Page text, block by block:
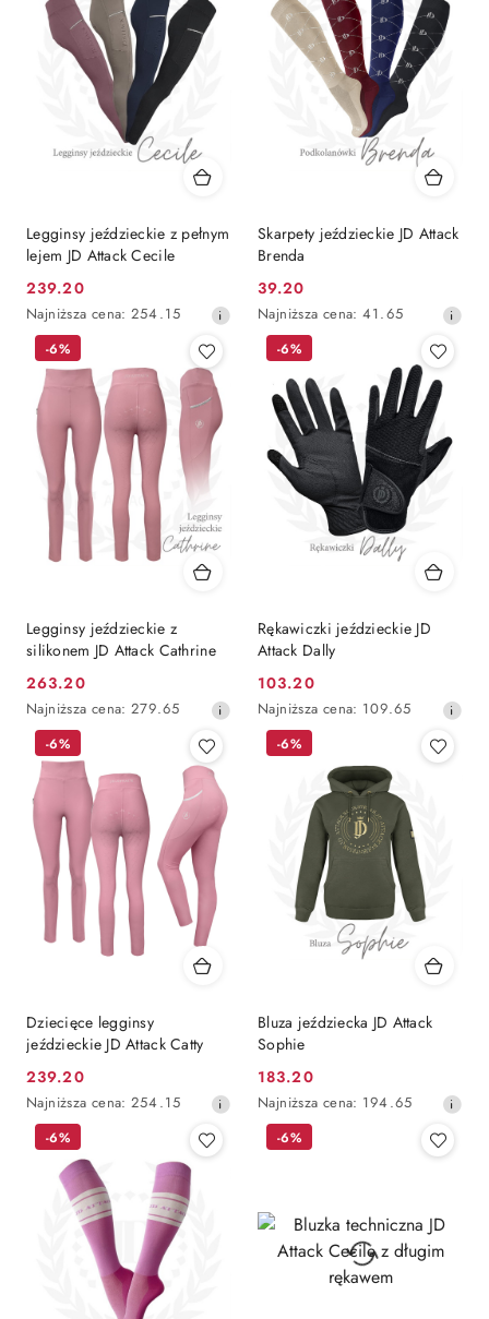
Legginsy jeździeckie z pełnym
lejem JD Attack Cecile
Cena
promocyjna:
239.20
Najniższa
cena
dni
przed
obniżką
Najniższa cena: 254.15
Skarpety jeździeckie JD Attack
Brenda
Cena
promocyjna:
39.20
Najniższa
cena
dni
przed
obniżką
Najniższa cena: 41.65
Legginsy jeździeckie z
silikonem JD Attack Cathrine
Cena
promocyjna:
263.20
Najniższa
cena
30
dni
przed
obniżką
Najniższa cena: 279.65
-6%
Rękawiczki jeździeckie JD
Attack Dally
Cena
promocyjna:
103.20
Najniższa
cena
Najniższa cena: 109.65
-6%
Dziecięce legginsy
jeździeckie JD Attack Catty
Cena
promocyjna:
239.20
Najniższa
cena
Najniższa cena: 254.15
-6%
Bluza jeździecka JD Attack
Sophie
Cena
promocyjna:
183.20
Najniższa
cena
obniżką
Najniższa cena: 194.65
-6%
-6% -6%